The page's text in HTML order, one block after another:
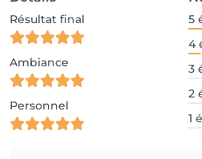
Résultat final
Ambiance
Personnel
5
4
3
2
1